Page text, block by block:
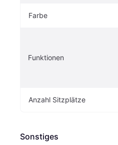
Farbe
Funktionen
Anzahl Sitzplätze
Sonstiges